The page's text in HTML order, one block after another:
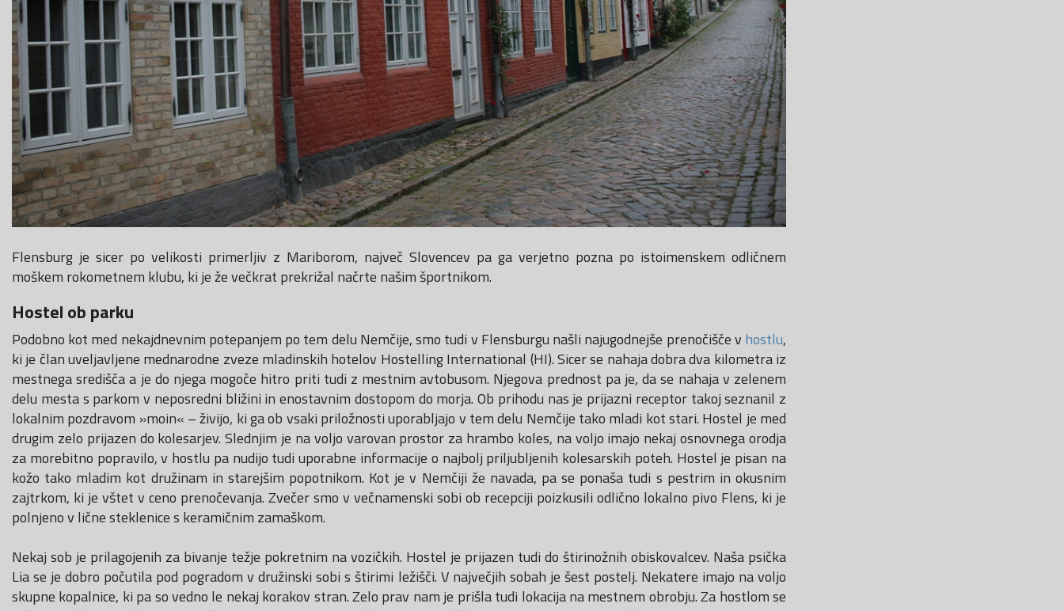
Flensburg je sicer po velikosti primerljiv z Mariborom, največ Slovencev pa ga verjetno pozna po istoimenskem odličnem
moškem rokometnem klubu, ki je že večkrat prekrižal načrte našim športnikom.
Hostel ob parku
Podobno kot med nekajdnevnim potepanjem po tem delu Nemčije, smo tudi v Flensburgu našli najugodnejše prenočišče v hostlu,
ki je član uveljavljene mednarodne zveze mladinskih hotelov Hostelling International (HI). Sicer se nahaja dobra dva kilometra iz
mestnega središča a je do njega mogoče hitro priti tudi z mestnim avtobusom. Njegova prednost pa je, da se nahaja v zelenem
delu mesta s parkom v neposredni bližini in enostavnim dostopom do morja. Ob prihodu nas je prijazni receptor takoj seznanil z
lokalnim pozdravom »moin« – živijo, ki ga ob vsaki priložnosti uporabljajo v tem delu Nemčije tako mladi kot stari. Hostel je med
drugim zelo prijazen do kolesarjev. Slednjim je na voljo varovan prostor za hrambo koles, na voljo imajo nekaj osnovnega orodja
za morebitno popravilo, v hostlu pa nudijo tudi uporabne informacije o najbolj priljubljenih kolesarskih poteh. Hostel je pisan na
kožo tako mladim kot družinam in starejšim popotnikom. Kot je v Nemčiji že navada, pa se ponaša tudi s pestrim in okusnim
zajtrkom, ki je vštet v ceno prenočevanja. Zvečer smo v večnamenski sobi ob recepciji poizkusili odlično lokalno pivo Flens, ki je
polnjeno v lične steklenice s keramičnim zamaškom.
Nekaj sob je prilagojenih za bivanje težje pokretnim na vozičkih. Hostel je prijazen tudi do štirinožnih obiskovalcev. Naša psička
Lia se je dobro počutila pod pogradom v družinski sobi s štirimi ležišči. V največjih sobah je šest postelj. Nekatere imajo na voljo
skupne kopalnice, ki pa so vedno le nekaj korakov stran. Zelo prav nam je prišla tudi lokacija na mestnem obrobju. Za hostlom se